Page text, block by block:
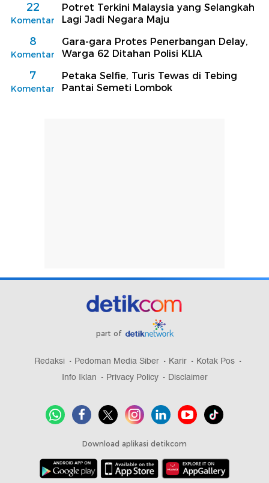
22
Komentar
Potret Terkini Malaysia yang Selangkah
Lagi Jadi Negara Maju
8
Komentar
Gara-gara Protes Penerbangan Delay,
Warga 62 Ditahan Polisi KLIA
7
Komentar
Petaka Selfie, Turis Tewas di Tebing
Pantai Semeti Lombok
part of
Redaksi Pedoman Media Siber Karir
Kotak Pos
Info Iklan
Privacy Policy Disclaimer
Download aplikasi detikcom